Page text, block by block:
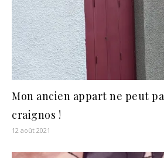
Mon ancien appart ne peut
craignos !
12 août 2021